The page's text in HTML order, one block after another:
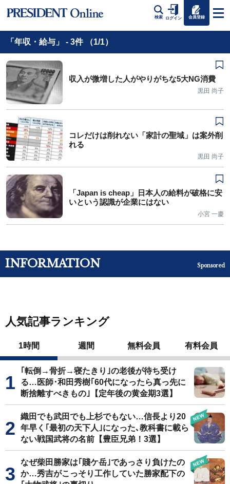
検索 ログイン 会員登録
「年収・給与」 - 3件 （1/1）
収入が微増した人がやりがちな5大NG消費
黒田 尚子
コレだけは削れない「家計の聖域」は案外削
れる
黒田 尚子
「Japan is cheap」日本人の給料が破格に安
いという認識が企業にはない
小宮 一慶
INFORMATION Sponsored
人気記事ランキング
1時間 週間 無料会員 有料会員
｢転倒→骨折→寝たきり｣の老後が待ち受け
る…医師･和田秀樹｢60代になったら真っ先に
断捨離すべきもの｣【定年後の黄金期3選】
織田でも武田でも上杉でもない…信長より20
年早く｢最初の天下人｣になった､教科書に載ら
ない戦国武将の名前【豊臣兄弟！3選】
なぜ柴田勝家は｢賤ケ岳｣であっさり負けたの
か…秀吉がこっそり工作していた勝家配下の